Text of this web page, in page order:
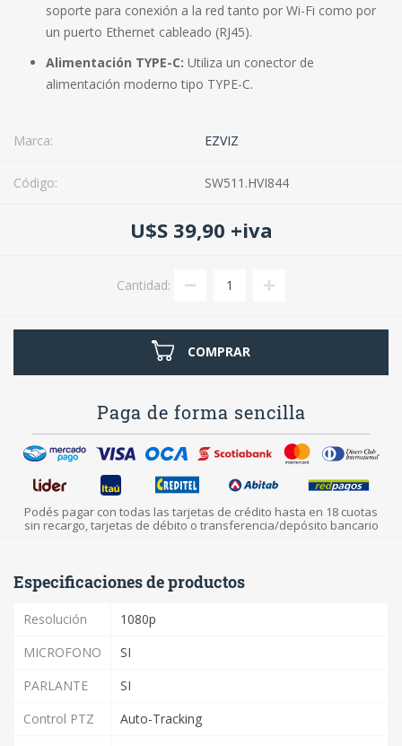
soporte para conexión a la red tanto por Wi-Fi como por
un puerto Ethernet cableado (RJ45).
Alimentación TYPE-C: Utiliza un conector de
alimentación moderno tipo TYPE-C.
Marca: EZVIZ
Código: SW511.HVI844
U$S 39,90 +iva
Cantidad:
COMPRAR
Paga de forma sencilla
Podés pagar con todas las tarjetas de crédito hasta en 18 cuotas
sin recargo, tarjetas de débito o transferencia/depósito bancario
Especificaciones de productos
Resolución
1080p
MICROFONO
SI
PARLANTE
SI
Control PTZ
Auto-Tracking